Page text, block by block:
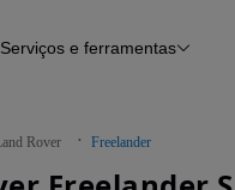
Histórico do veículo
Serviços e ferramentas
Rover Freelander